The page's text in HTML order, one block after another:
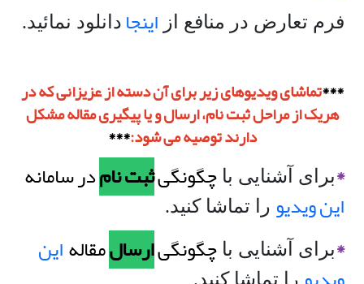
فرم تعارض در منافع از اینجا دانلود نمائید.
***تماشای ویدیوهای زیر برای آن دسته از عزیزانی که در
هریک از مراحل ثبت نام، ارسال و یا پیگیری مقاله مشکل
دارند توصیه می شود:***
*برای آشنایی با چگونگیثبت نامدر سامانه
این ویدیو را تماشا کنید.
*برای آشنایی با چگونگیارسالمقالهاین
را تماشا کنید.